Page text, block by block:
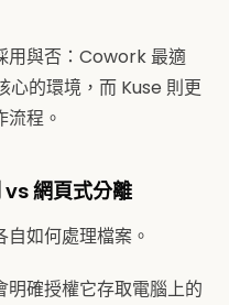
用與否：Cowork 最適
的環境，而 Kuse 則更
程。
vs 網頁式分離
如何處理檔案。
確授權它存取電腦上的